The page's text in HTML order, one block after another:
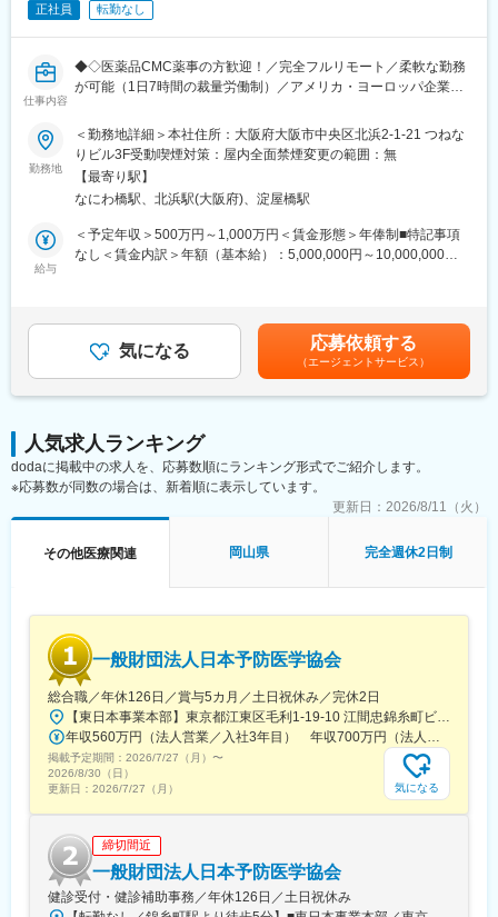
・プロジェクトは個人単独ではなく、社内メンバーと連携しなが
ら分担して推進しています。
発全体を俯瞰できる経験を積むことができます。
通常医薬品メーカー出身が会員である関西医薬協会に、当社は会
員として登録しています。業界関連のセミナーにも参加すること
ができ、メーカーと同じレベルの業界知識とマーケット感をアッ
プデートできる環境です。
■働き方：
◎完全在宅勤務のため、拠点（東京・大阪）の近くにお住まいで
（自分の業務が終わるよう業務管理を行う必要はありますが、裁
量の大きい働き方ができます）
※現在、関東関西のほか、九州、中部、東北、海外在住の方もいま
・会議や打ち合わせで必要な時は大阪・東京等へ出張（宿泊も伴
います）が発生します。
※国内出張の頻度は1~3回/年です。（海外出張はほとんどありませ
ん。）
同社は、個人が最大限に能力を発揮できるよう働きやすい環境作
誇っており、長期就業が可能な環境・福利厚生が整っています。
変更の範囲：会社の定める業務
正社員 転勤なし
仕事内容
◆◇医薬品CMC薬事の方歓迎！／完全フルリモート／柔軟な勤務
が可能（1日7時間の裁量労働制）／アメリカ・ヨーロッパ企業と
◆◇
■仕事内容：
医薬品開発における理化学・製造・品質試験分野を中心に、CMC
領域のコンサルティング業務をお任せします。
新薬承認申請に向けた品質戦略の立案から資料作成・評価まで一
貫して関与し、医薬品開発の品質面を支える中核ポジションで
す。
性質ならびに製造・品質管理に関する資料の整備・評価・助言・
企画の設定
・試験方法に関する資料の評価・助言
・製造業認定、原薬登録等
※クライアントは欧米製薬会社または外資系製薬会社がほとんどで
にあたっていただきます。
ができ、メーカーと同じレベルの業界知識とマーケット感をアッ
プデートできる環境です。
■働き方：
◎完全在宅勤務のため、拠点（東京・大阪）の近くにお住まいで
なくてもご就業いただけます。
◎お昼休みの時間帯も自由なので、例えばお子様がおられる方の
場合、お子様の通院やご都合に合わせて業務時間を調整できま
量の大きい働き方ができます）
※現在、関東関西のほか、九州、中部、東北、海外在住の方もいま
す。
・会議や打ち合わせで必要な時は大阪・東京等へ出張（宿泊も伴
勤務地
＜勤務地詳細＞本社住所：大阪府大阪市中央区北浜2-1-21 つねな
りビル3F受動喫煙対策：屋内全面禁煙変更の範囲：無
【最寄り駅】
なにわ橋駅、北浜駅(大阪府)、淀屋橋駅
給与
＜予定年収＞500万円～1,000万円＜賃金形態＞年俸制■特記事項
なし＜賃金内訳＞年額（基本給）：5,000,000円～10,000,000円
安の金額であり、選考を通じて上下する可能性があります。月給
(月額)は固定手当を含めた表記です。
気になる 応募依頼する
（エージェントサービス）
人気求人ランキング
dodaに掲載中の求人を、応募数順にランキング形式でご紹介します。
※応募数が同数の場合は、新着順に表示しています。
更新日： 2026/8/11（火）
その他医療関連 岡山県 完全週休2日制
一般財団法人日本予防医学協会
総合職／年休126日／賞与5カ月／土日祝休み／完休2日
掲載予定期間： 2026/7/27（月） 〜
2026/8/30（日）
更新日： 2026/7/27（月） 気になる
締切間近
一般財団法人日本予防医学協会
健診受付・健診補助事務／年休126日／土日祝休み